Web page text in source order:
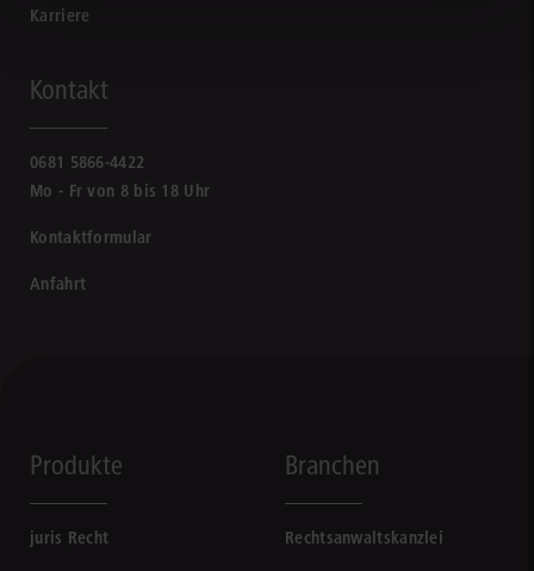
Karriere
Kontakt
0681 5866-4422
Mo - Fr von 8 bis 18 Uhr
Kontaktformular
Anfahrt
Produkte
juris Recht
Branchen
Rechtsanwaltskanzlei